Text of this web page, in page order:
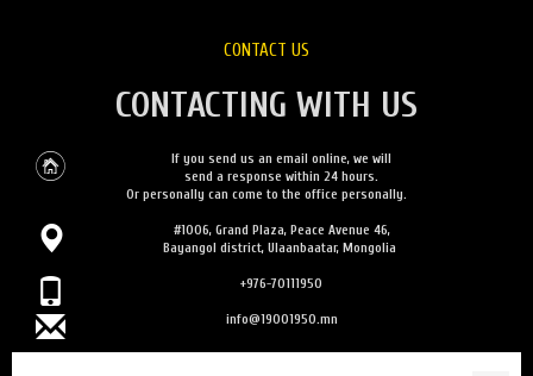
CONTACT US
CONTACTING WITH US
If you send us an email online, we will
send a response within 24 hours.
Or personally can come to the office personally.
#1006, Grand Plaza, Peace Avenue 46,
Bayangol district, Ulaanbaatar, Mongolia
+976-70111950
info@19001950.mn